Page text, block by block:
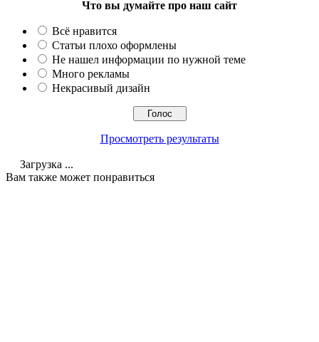
Что вы думайте про наш сайт
Всё нравится
Статьи плохо оформлены
Не нашел информации по нужной теме
Много рекламы
Некрасивый дизайн
Просмотреть результаты
Загрузка ...
Вам также может понравиться